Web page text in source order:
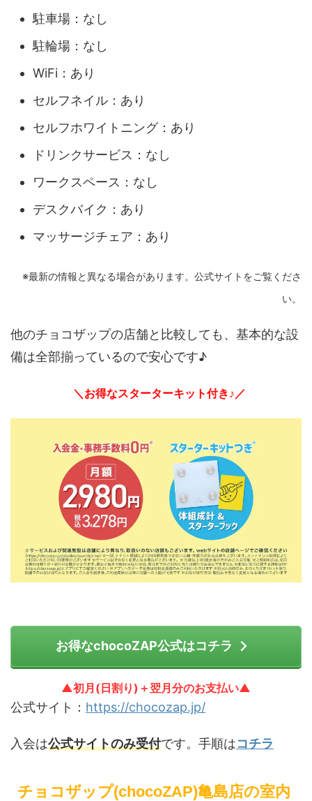
駐車場：なし
駐輪場：なし
WiFi：あり
セルフネイル：あり
セルフホワイトニング：あり
ドリンクサービス：なし
ワークスペース：なし
デスクバイク：あり
マッサージチェア：あり
※最新の情報と異なる場合があります。公式サイトをご覧くださ
い。
他のチョコザップの店舗と比較しても、基本的な設
備は全部揃っているので安心です♪
＼お得なスターターキット付き♪／
お得なchocoZAP公式はコチラ
▲初月(日割り)＋翌月分のお支払い▲
公式サイト： https://chocozap.jp/
入会は公式サイトのみ受付です。手順はコチラ
チョコザップ(chocoZAP)亀島店の室内